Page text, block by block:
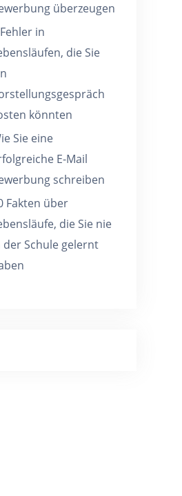
überzeugen
in
die Sie
könnten
Sie eine
E-Mail
schreiben
Fakten über
die Sie nie
der Schule gelernt